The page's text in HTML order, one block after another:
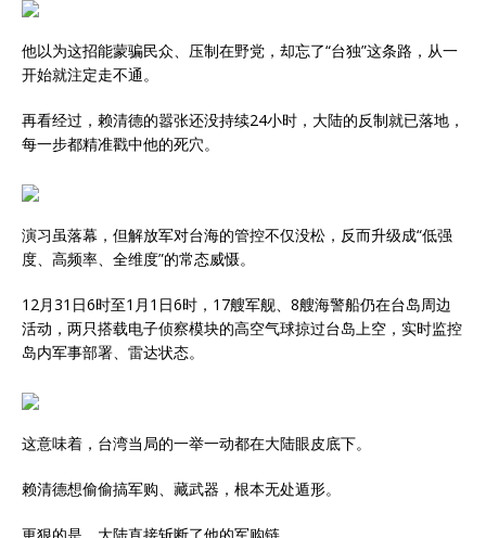
他以为这招能蒙骗民众、压制在野党，却忘了“台独”这条路，从一
开始就注定走不通。
再看经过，赖清德的嚣张还没持续24小时，大陆的反制就已落地，
每一步都精准戳中他的死穴。
演习虽落幕，但解放军对台海的管控不仅没松，反而升级成“低强
度、高频率、全维度”的常态威慑。
12月31日6时至1月1日6时，17艘军舰、8艘海警船仍在台岛周边
活动，两只搭载电子侦察模块的高空气球掠过台岛上空，实时监控
岛内军事部署、雷达状态。
这意味着，台湾当局的一举一动都在大陆眼皮底下。
赖清德想偷偷搞军购、藏武器，根本无处遁形。